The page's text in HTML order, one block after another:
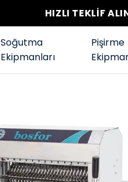
HIZLI TEKLİF
Soğutma
Ekipmanları
Pişirme